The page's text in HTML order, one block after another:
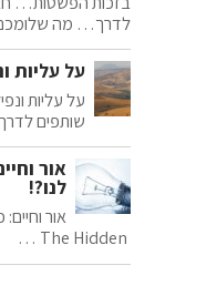
לדרך… מה
על עליות
על עליות
שותפים
אור
לנו?!